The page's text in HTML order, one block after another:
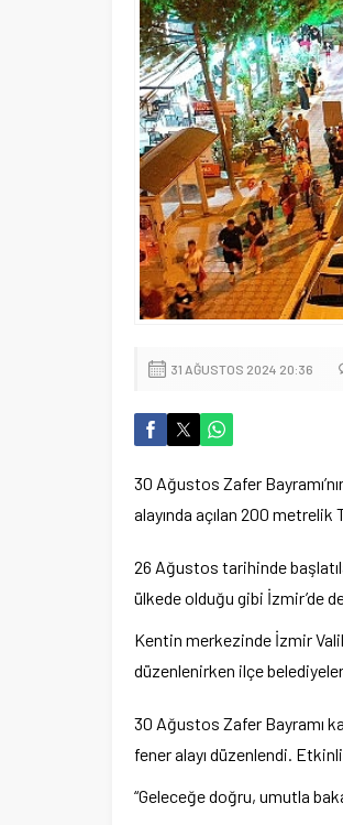
31 AĞUSTOS 2024 20:36
30 Ağustos Zafer
alayında açılan 200 metrelik
26 Ağustos tarihinde
ülkede olduğu gibi İzmir’de
Kentin merkezinde İzmir
düzenlenirken ilçe
30 Ağustos Zafer Bayramı
fener alayı düzenlendi.
“Geleceğe doğru, umutla